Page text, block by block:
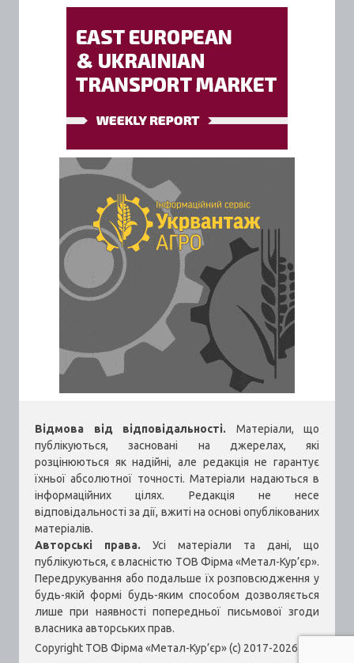
Відмова від відповідальності. Матеріали, що
публікуються, засновані на джерелах, які
розцінюються як надійні, але редакція не гарантує
їхньої абсолютної точності. Матеріали надаються в
інформаційних цілях. Редакція не несе
відповідальності за дії, вжиті на основі опублікованих
матеріалів.
Авторські права. Усі матеріали та дані, що
публікуються, є власністю ТОВ Фірма «Метал-Кур’єр».
Передрукування або подальше їх розповсюдження у
будь-якій формі будь-яким способом дозволяється
лише при наявності попередньої письмової згоди
власника авторських прав.
Copyright ТОВ Фірма «Метал-Кур’єр» (c) 2017-2026